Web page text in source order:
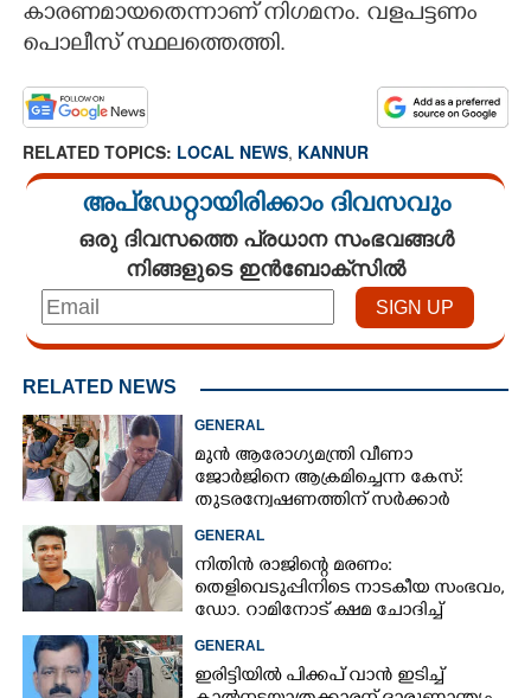
കാരണമായതെന്നാണ് നിഗമനം. വളപട്ടണം
പൊലീസ് സ്ഥലത്തെത്തി.
RELATED TOPICS: LOCAL NEWS, KANNUR
അപ്ഡേറ്റായിരിക്കാം ദിവസവും
ഒരു ദിവസത്തെ പ്രധാന സംഭവങ്ങൾ
നിങ്ങളുടെ ഇൻബോക്സിൽ
RELATED NEWS
GENERAL
മുൻ ആരോഗ്യമന്ത്രി വീണാ
ജോർജിനെ ആക്രമിച്ചെന്ന കേസ്:
തുടരന്വേഷണത്തിന് സർക്കാർ
തീരുമാനം
GENERAL
നിതിൻ രാജിന്റെ മരണം:
തെളിവെടുപ്പിനിടെ നാടകീയ സംഭവം,
ഡോ. റാമിനോട് ക്ഷമ ചോദിച്ച്
വിദ്യാർത്ഥികൾ
GENERAL
ഇരിട്ടിയിൽ പിക്കപ് വാൻ ഇടിച്ച്